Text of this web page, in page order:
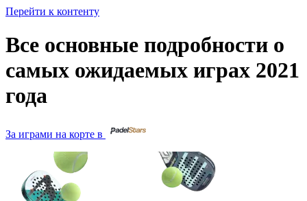
Перейти к контенту
Все основные подробности о
самых ожидаемых играх 2021
года
За играми на корте в